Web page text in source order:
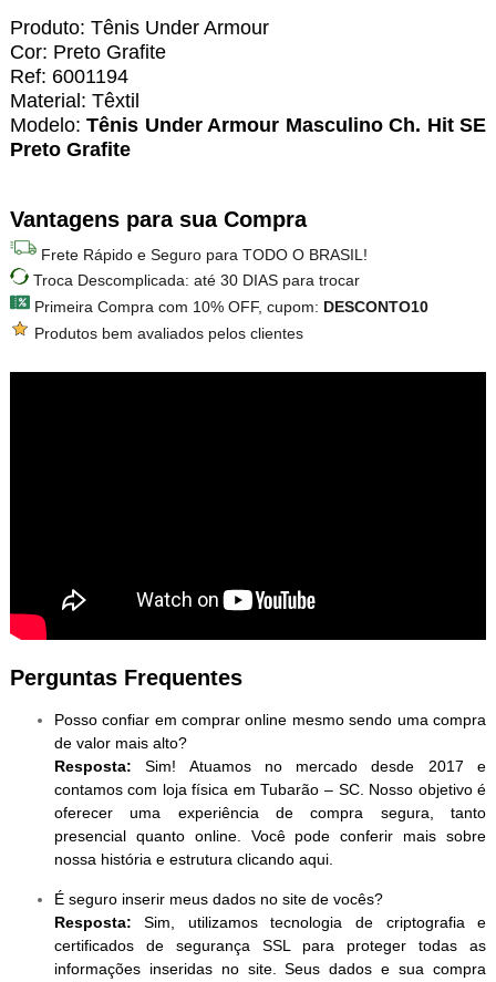
Produto: Tênis Under Armour
Cor: Preto Grafite
Ref: 6001194
Material: Têxtil
Modelo:Tênis Under Armour Masculino Ch. Hit SE
Preto Grafite
Vantagens para sua Compra
Frete Rápido e Seguro para TODO O BRASIL!
Troca Descomplicada: até 30 DIAS para trocar
Primeira Compra com 10% OFF, cupom: DESCONTO10
Produtos bem avaliados pelos clientes
Perguntas Frequentes
Posso confiar em comprar online mesmo sendo uma compra
de valor mais alto?
Resposta: Sim! Atuamos no mercado desde 2017 e
contamos com loja física em Tubarão – SC. Nosso objetivo é
oferecer uma experiência de compra segura, tanto
presencial quanto online. Você pode conferir mais sobre
nossa história e estrutura clicando aqui.
É seguro inserir meus dados no site de vocês?
Resposta: Sim, utilizamos tecnologia de criptografia e
certificados de segurança SSL para proteger todas as
informações inseridas no site. Seus dados e sua compra